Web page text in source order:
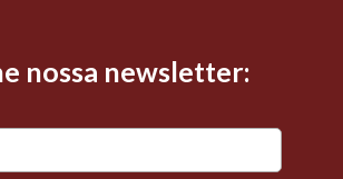
nossa newsletter: